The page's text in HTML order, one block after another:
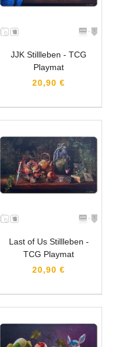
JJK Stillleben - TCG
Playmat
20,90 €
Last of Us Stillleben -
TCG Playmat
20,90 €